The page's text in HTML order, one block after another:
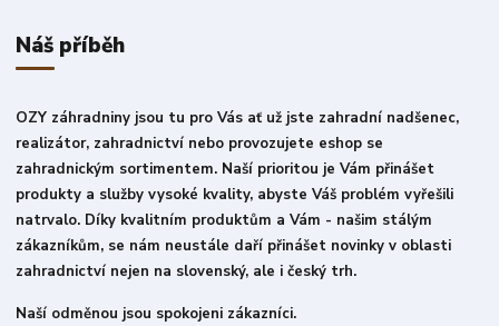
Náš příběh
OZY záhradniny jsou tu pro Vás ať už jste zahradní nadšenec,
realizátor, zahradnictví nebo provozujete eshop se
zahradnickým sortimentem. Naší prioritou je Vám přinášet
produkty a služby vysoké kvality, abyste Váš problém vyřešili
natrvalo. Díky kvalitním produktům a Vám - našim stálým
zákazníkům, se nám neustále daří přinášet novinky v oblasti
zahradnictví nejen na slovenský, ale i český trh.
Naší odměnou jsou spokojeni zákazníci.